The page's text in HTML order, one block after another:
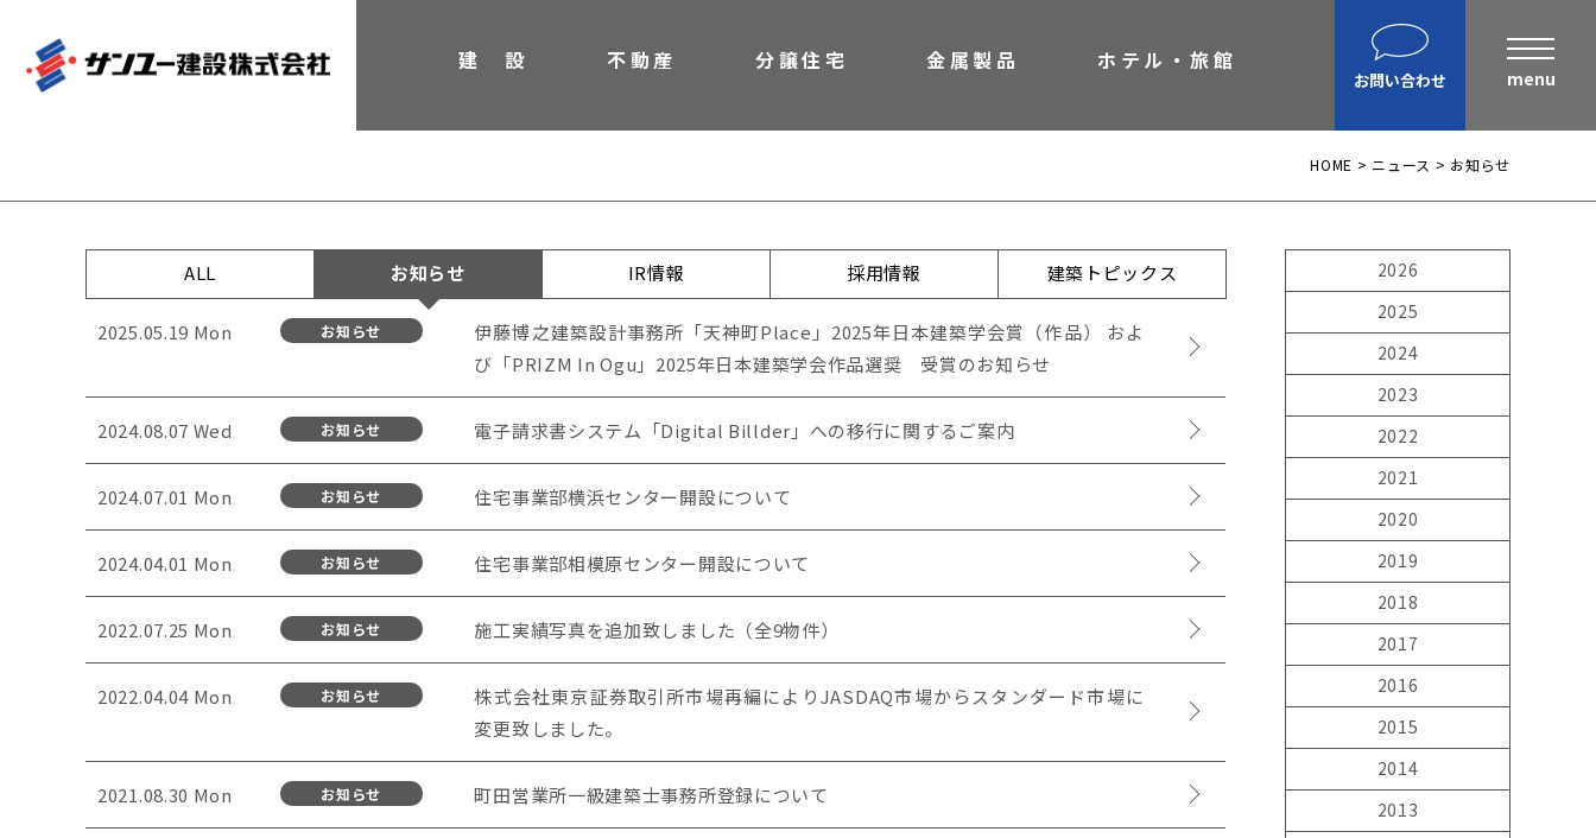
建 設 不動産 分譲住宅 金属製品 ホテル・旅館
お問い合わせ
私たちの目指す姿 / CSR
株主総会招集通知など
公告
採用情報
金属製品部門(埼玉金属工場)
（請求書用紙ダウンロードはコチ
会社案内ダウンロード（PDF）
HOME > ニュース > お知らせ
ALL お知らせ IR情報 採用情報 建築 トピックス
2025.05.19 Mon お知らせ
伊藤博之建築設計事務所「天神町Place」2025年日本建築学会賞（作品） およ
び「PRIZM In Ogu」2025年日本建築学会作品選奨 受賞のお知らせ
2024.08.07 Wed お知らせ 電子請求書システム「Digital Billder」への移行に関するご案内
2024.07.01 Mon お知らせ 住宅事業部横浜センター開設について
2024.04.01 Mon お知らせ 住宅事業部相模原センター開設について
2022.07.25 Mon お知らせ 施工実績写真を追加致しました（全9物件）
2022.04.04 Mon お知らせ
株式会社東京証券取引所市場再編によりJASDAQ市場からスタンダード市場に
変更致しました。
2021.08.30 Mon お知らせ 町田営業所一級建築士事務所登録について
2026
2025
2024
2023
2022
2021
2020
2019
2018
2017
2016
2015
2014
2013